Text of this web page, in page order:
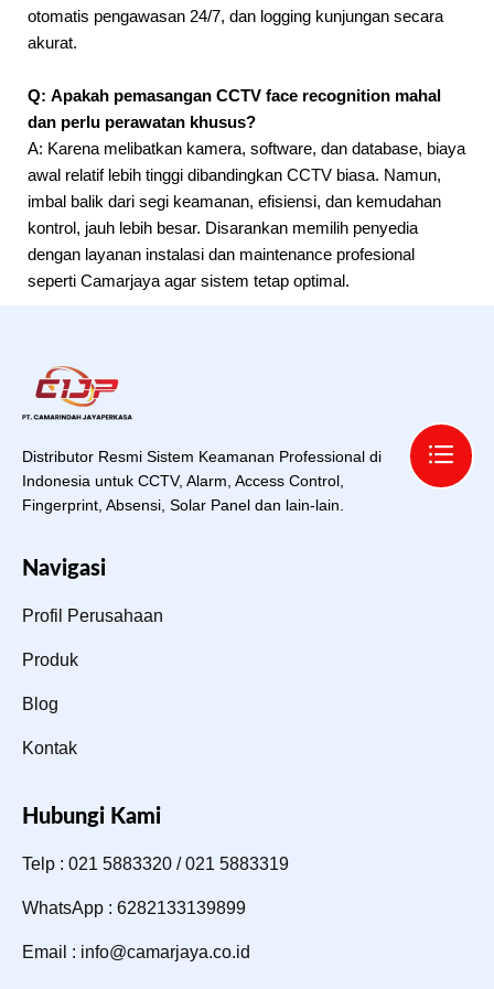
otomatis pengawasan 24/7, dan logging kunjungan secara
akurat.
Q: Apakah pemasangan CCTV face recognition mahal
dan perlu perawatan khusus?
A: Karena melibatkan kamera, software, dan database, biaya
awal relatif lebih tinggi dibandingkan CCTV biasa. Namun,
imbal balik dari segi keamanan, efisiensi, dan kemudahan
kontrol, jauh lebih besar. Disarankan memilih penyedia
dengan layanan instalasi dan maintenance profesional
seperti Camarjaya agar sistem tetap optimal.
Distributor Resmi Sistem Keamanan Professional di
Indonesia untuk CCTV, Alarm, Access Control,
Fingerprint, Absensi, Solar Panel dan lain-lain.
Navigasi
Profil Perusahaan
Produk
Blog
Kontak
Hubungi Kami
Telp : 021 5883320 / 021 5883319
WhatsApp : 6282133139899
Email : info@camarjaya.co.id